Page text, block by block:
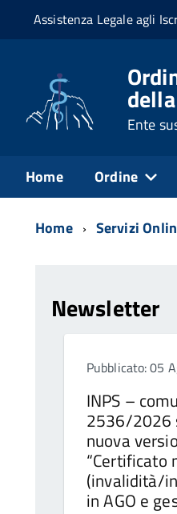
Assistenza Legale agli
Ente
Home Ordine
Home Servizi
Newsletter
Pubblicato: 05
INPS –
2536/2026
nuova
“Certificato
(invalidità/
in AGO e